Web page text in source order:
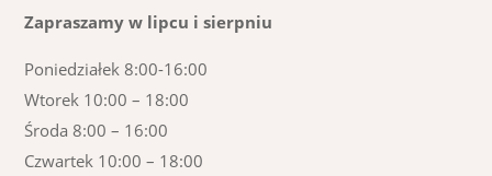
Zapraszamy w lipcu i sierpniu
Poniedziałek 8:00-16:00
Wtorek 10:00 – 18:00
Środa 8:00 – 16:00
Czwartek 10:00 – 18:00